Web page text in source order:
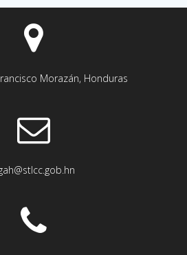
Morazán, Honduras